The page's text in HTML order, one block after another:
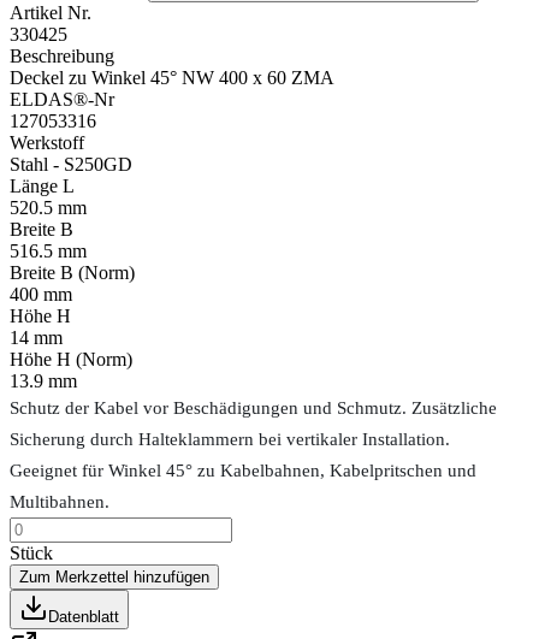
Artikel Nr.
330425
Beschreibung
Deckel zu Winkel 45° NW 400 x 60 ZMA
ELDAS®-Nr
127053316
Werkstoff
Stahl - S250GD
Länge L
520.5 mm
Breite B
516.5 mm
Breite B (Norm)
400 mm
Höhe H
14 mm
Höhe H (Norm)
13.9 mm
Schutz der Kabel vor Beschädigungen und Schmutz. Zusätzliche
Sicherung durch Halteklammern bei vertikaler Installation.
Geeignet für Winkel 45° zu Kabelbahnen, Kabelpritschen und
Multibahnen.
Stück
Zum Merkzettel hinzufügen
Datenblatt